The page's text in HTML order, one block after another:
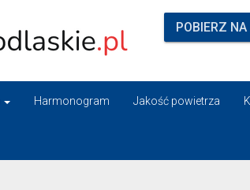
POBIERZ
Harmonogram Jakość powietrza